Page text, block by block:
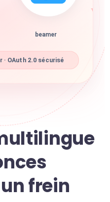
beamer
· OAuth 2.0 sécurisé
frein